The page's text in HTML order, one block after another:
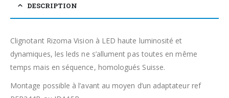
DESCRIPTION
Clignotant Rizoma Vision à LED haute luminosité et
dynamiques, les leds ne s’allument pas toutes en même
temps mais en séquence, homologués Suisse.
Montage possible à l’avant au moyen d’un adaptateur ref